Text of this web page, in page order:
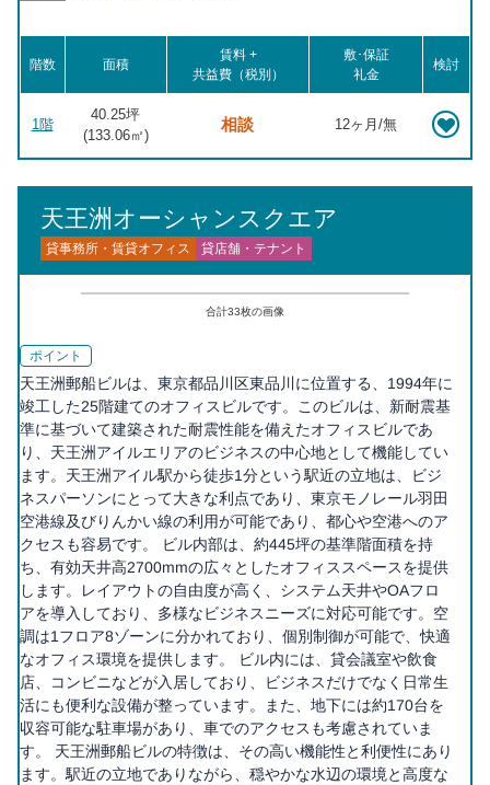
階数 面積
賃料 +
共益費（税別）
敷･保証
礼金
検討
1階
40.25坪
(133.06㎡)
相談 12ヶ月/無
天王洲オーシャンスクエア
貸事務所・賃貸オフィス 貸店舗・テナント
合計33枚の画像
ポイント
天王洲郵船ビルは、東京都品川区東品川に位置する、1994年に
竣工した25階建てのオフィスビルです。このビルは、新耐震基
準に基づいて建築された耐震性能を備えたオフィスビルであ
り、天王洲アイルエリアのビジネスの中心地として機能してい
ます。天王洲アイル駅から徒歩1分という駅近の立地は、ビジ
ネスパーソンにとって大きな利点であり、東京モノレール羽田
空港線及びりんかい線の利用が可能であり、都心や空港へのア
クセスも容易です。 ビル内部は、約445坪の基準階面積を持
ち、有効天井高2700mmの広々としたオフィススペースを提供
します。レイアウトの自由度が高く、システム天井やOAフロ
アを導入しており、多様なビジネスニーズに対応可能です。空
調は1フロア8ゾーンに分かれており、個別制御が可能で、快適
なオフィス環境を提供します。 ビル内には、貸会議室や飲食
店、コンビニなどが入居しており、ビジネスだけでなく日常生
活にも便利な設備が整っています。また、地下には約170台を
収容可能な駐車場があり、車でのアクセスも考慮されていま
す。 天王洲郵船ビルの特徴は、その高い機能性と利便性にあり
ます。駅近の立地でありながら、穏やかな水辺の環境と高度な